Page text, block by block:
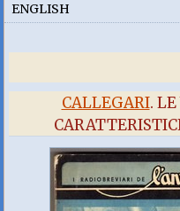
ENGLISH
CALLEGARI. LE